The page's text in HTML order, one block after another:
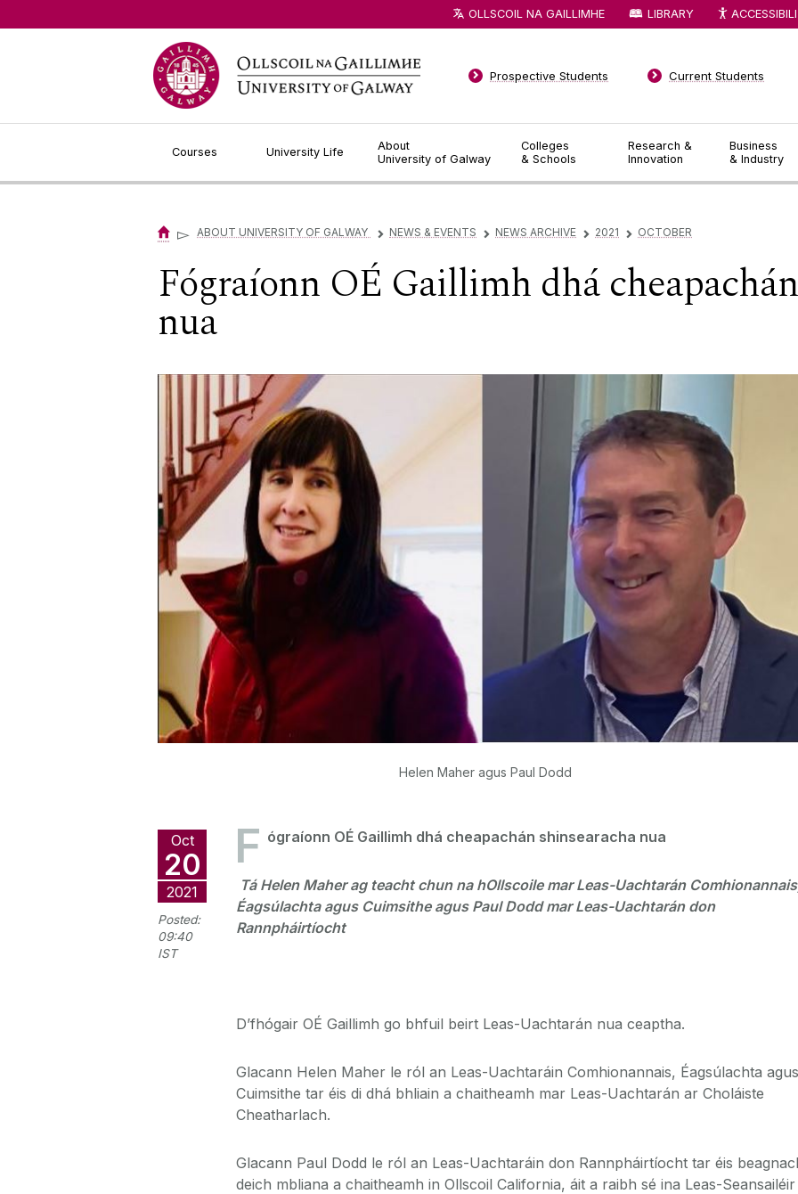
Courses University Life
About
University of Galway
Colleges
& Schools
Research &
Innovation
Business
& Industry
Prospective Students Current Students
OLLSCOIL NA GAILLIMHE LIBRARY
▻ ABOUT UNIVERSITY OF GALWAY ▻ NEWS & EVENTS ▻ NEWS ARCHIVE ▻ 2021 ▻ OCTOBER
Fógraíonn OÉ Gaillimh dhá
nua
Helen Maher agus Paul Dodd
Oct
20
2021
Posted:
09:40
IST
F ógraíonn OÉ Gaillimh dhá cheapachán shinsearacha nua
Tá Helen Maher ag teacht chun na hOllscoile mar Leas-Uachtarán
Éagsúlachta agus Cuimsithe agus Paul Dodd mar Leas-Uachtarán don
Rannpháirtíocht
D’fhógair OÉ Gaillimh go bhfuil beirt Leas-Uachtarán nua ceaptha.
Glacann Helen Maher le ról an Leas-Uachtaráin Comhionannais, Éagsúlachta agus
Cuimsithe tar éis di dhá bhliain a chaitheamh mar Leas-Uachtarán ar Choláiste
Cheatharlach.
Glacann Paul Dodd le ról an Leas-Uachtaráin don Rannpháirtíocht tar éis
deich mbliana a chaitheamh in Ollscoil California, áit a raibh sé ina Leas-Seansailéir